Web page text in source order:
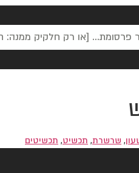
, שרשרת, תכשיט, תכשיטים